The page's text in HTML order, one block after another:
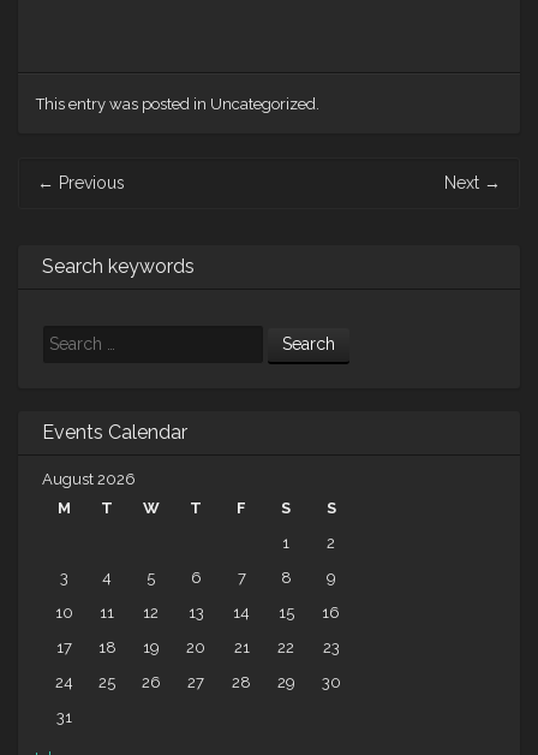
This entry was posted in Uncategorized.
navigation
← Previous Next →
Search keywords
Search
Events Calendar
August 2026
M
T W T F S
S
1
2
3
4 5 6 7 8
9
10
11 12 13 14 15
16
17
18 19 20 21 22
23
24
25 26 27 28 29
30
31